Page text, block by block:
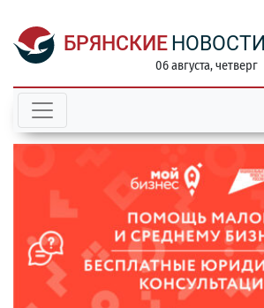
БРЯНСКИЕ НОВОСТИ
06 августа, четверг